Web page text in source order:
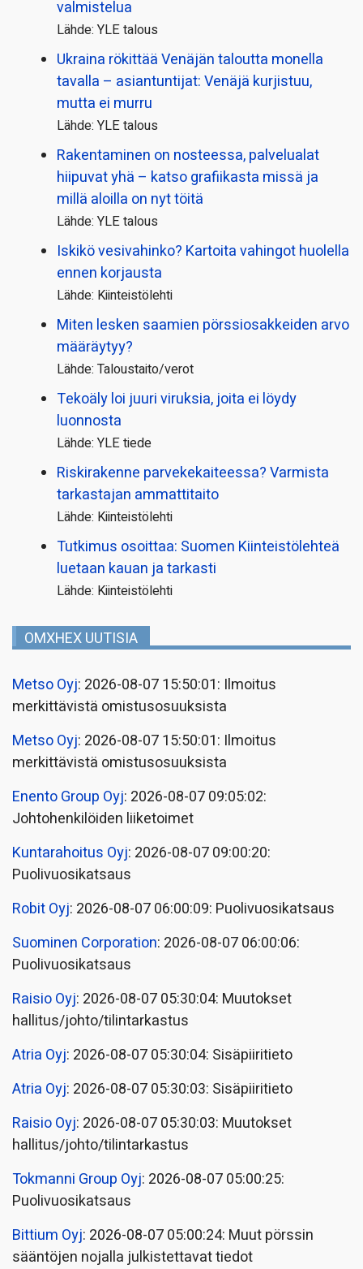
valmistelua
Lähde: YLE talous
Ukraina rökittää Venäjän taloutta monella
tavalla – asiantuntijat: Venäjä kurjistuu,
mutta ei murru
Lähde: YLE talous
Rakentaminen on nosteessa, palvelualat
hiipuvat yhä – katso grafiikasta missä ja
millä aloilla on nyt töitä
Lähde: YLE talous
Iskikö vesivahinko? Kartoita vahingot huolella
ennen korjausta
Lähde: Kiinteistölehti
Miten lesken saamien pörssi­osakkeiden arvo
määräytyy?
Lähde: Taloustaito/verot
Tekoäly loi juuri viruksia, joita ei löydy
luonnosta
Lähde: YLE tiede
Riskirakenne parvekekaiteessa? Varmista
tarkastajan ammattitaito
Lähde: Kiinteistölehti
Tutkimus osoittaa: Suomen Kiinteistölehteä
luetaan kauan ja tarkasti
Lähde: Kiinteistölehti
OMXHEX UUTISIA
Metso Oyj: 2026-08-07 15:50:01: Ilmoitus
merkittävistä omistusosuuksista
Metso Oyj: 2026-08-07 15:50:01: Ilmoitus
merkittävistä omistusosuuksista
Enento Group Oyj: 2026-08-07 09:05:02:
Johtohenkilöiden liiketoimet
Kuntarahoitus Oyj: 2026-08-07 09:00:20:
Puolivuosikatsaus
Robit Oyj: 2026-08-07 06:00:09: Puolivuosikatsaus
Suominen Corporation: 2026-08-07 06:00:06:
Puolivuosikatsaus
Raisio Oyj: 2026-08-07 05:30:04: Muutokset
hallitus/johto/tilintarkastus
Atria Oyj: 2026-08-07 05:30:04: Sisäpiiritieto
Atria Oyj: 2026-08-07 05:30:03: Sisäpiiritieto
Raisio Oyj: 2026-08-07 05:30:03: Muutokset
hallitus/johto/tilintarkastus
Tokmanni Group Oyj: 2026-08-07 05:00:25:
Puolivuosikatsaus
Bittium Oyj: 2026-08-07 05:00:24: Muut pörssin
sääntöjen nojalla julkistettavat tiedot